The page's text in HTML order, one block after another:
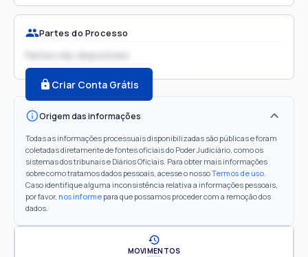
Partes do Processo
Partes não disponíveis
Criar Conta Grátis
Origem das informações
Todas as informações processuais disponibilizadas são públicas e foram
coletadas diretamente de fontes oficiais do Poder Judiciário, como os
sistemas dos tribunais e Diários Oficiais. Para obter mais informações
sobre como tratamos dados pessoais, acesse o nossoTermos de uso.
Caso identifique alguma inconsistência relativa a informações pessoais,
por favor, nos informe para que possamos proceder com a remoção dos
dados.
MOVIMENTOS